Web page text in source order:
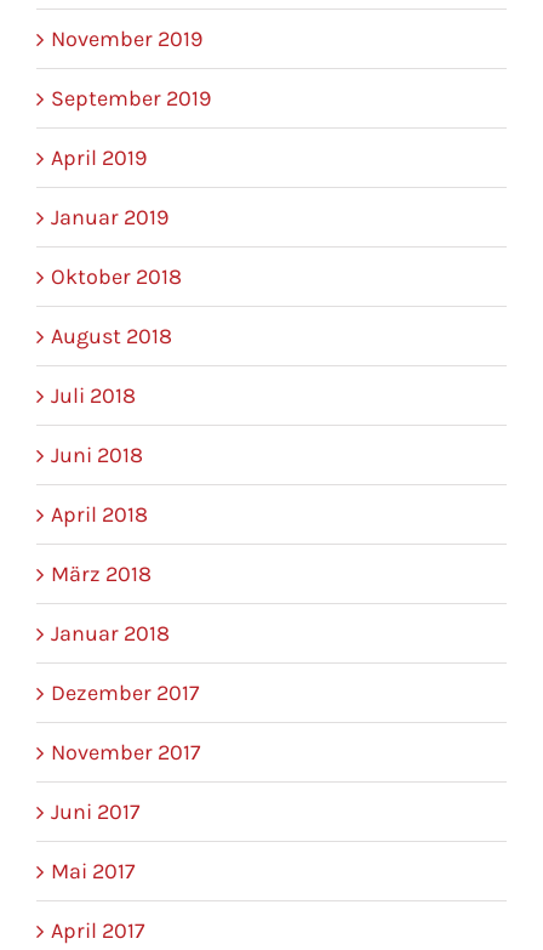
November 2019
September 2019
April 2019
Januar 2019
Oktober 2018
August 2018
Juli 2018
Juni 2018
April 2018
März 2018
Januar 2018
Dezember 2017
November 2017
Juni 2017
Mai 2017
April 2017